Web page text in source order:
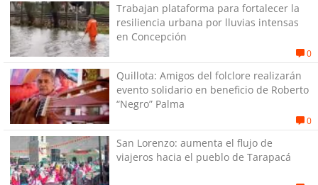
Trabajan plataforma para fortalecer la
resiliencia urbana por lluvias intensas
en Concepción
0
Quillota: Amigos del folclore realizarán
evento solidario en beneficio de Roberto
“Negro” Palma
0
San Lorenzo: aumenta el flujo de
viajeros hacia el pueblo de Tarapacá